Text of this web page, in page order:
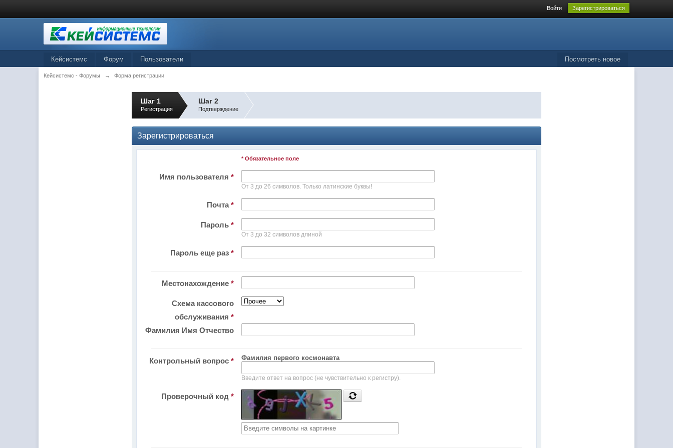
Войти Зарегистрироваться
Посмотреть новое
Кейсистемс Форум Пользователи
Кейсистемс - Форумы → Форма регистрации
Шаг 1
Регистрация
Шаг 2
Подтверждение
Зарегистрироваться
* Обязательное поле
Имя пользователя *
От 3 до 26 символов. Только латинские буквы!
Почта*
Пароль *
От 3 до 32 символов длиной
Пароль еще раз *
Местонахождение *
Схема кассового
обслуживания *
Фамилия Имя Отчество
Контрольный вопрос * Фамилия первого космонавта
Введите ответ на вопрос (не чувствительно к регистру).
Проверочный код *